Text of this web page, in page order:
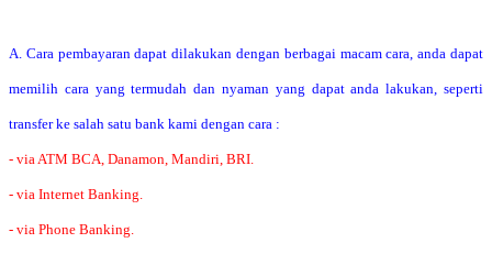
A. Cara pembayaran dapat dilakukan dengan berbagai macam cara, anda dapat
memilih cara yang termudah dan nyaman yang dapat anda lakukan, seperti
transfer ke salah satu bank kami dengan cara :
- via ATM BCA, Danamon, Mandiri, BRI.
- via Internet Banking.
- via Phone Banking.